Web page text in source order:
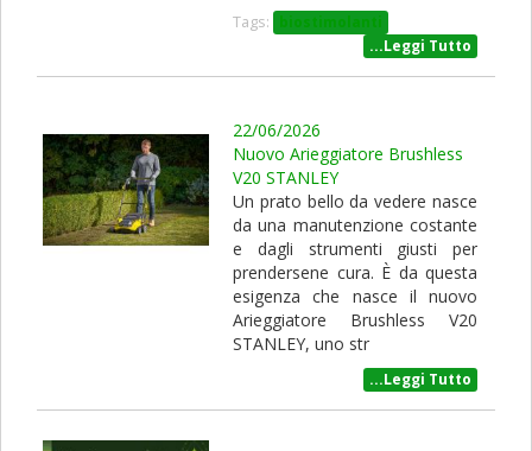
Tags: biostimolanti
...Leggi Tutto
22/06/2026
Nuovo Arieggiatore Brushless
V20 STANLEY
Un prato bello da vedere nasce
da una manutenzione costante
e dagli strumenti giusti per
prendersene cura. È da questa
esigenza che nasce il nuovo
Arieggiatore Brushless V20
STANLEY, uno str
...Leggi Tutto